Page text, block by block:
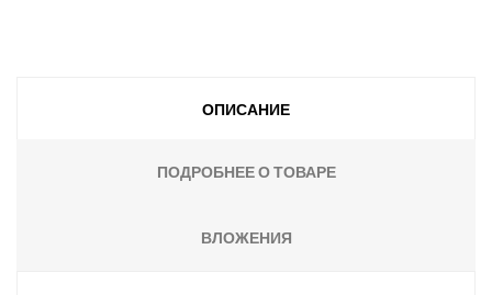
ОПИСАНИЕ
ПОДРОБНЕЕ О ТОВАРЕ
ВЛОЖЕНИЯ